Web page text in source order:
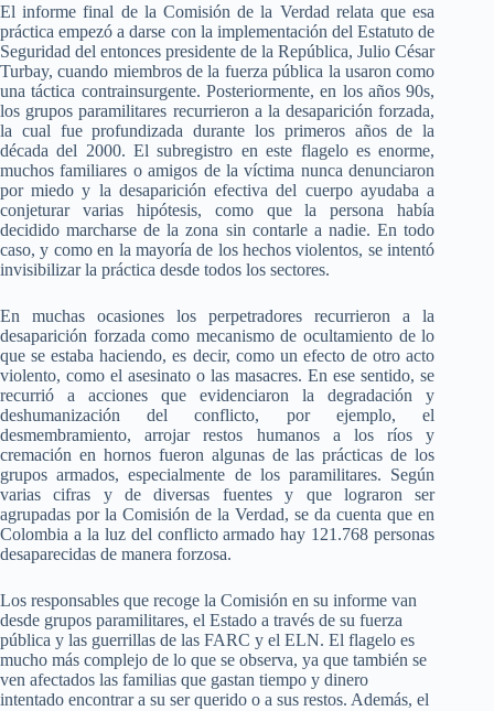
El informe final de la Comisión de la Verdad relata que esa
práctica empezó a darse con la implementación del Estatuto de
Seguridad del entonces presidente de la República, Julio César
Turbay, cuando miembros de la fuerza pública la usaron como
una táctica contrainsurgente. Posteriormente, en los años 90s,
los grupos paramilitares recurrieron a la desaparición forzada,
la cual fue profundizada durante los primeros años de la
década del 2000. El subregistro en este flagelo es enorme,
muchos familiares o amigos de la víctima nunca denunciaron
por miedo y la desaparición efectiva del cuerpo ayudaba a
conjeturar varias hipótesis, como que la persona había
decidido marcharse de la zona sin contarle a nadie. En todo
caso, y como en la mayoría de los hechos violentos, se intentó
invisibilizar la práctica desde todos los sectores.
En muchas ocasiones los perpetradores recurrieron a la
desaparición forzada como mecanismo de ocultamiento de lo
que se estaba haciendo, es decir, como un efecto de otro acto
violento, como el asesinato o las masacres. En ese sentido, se
recurrió a acciones que evidenciaron la degradación y
deshumanización del conflicto, por ejemplo, el
desmembramiento, arrojar restos humanos a los ríos y
cremación en hornos fueron algunas de las prácticas de los
grupos armados, especialmente de los paramilitares. Según
varias cifras y de diversas fuentes y que lograron ser
agrupadas por la Comisión de la Verdad, se da cuenta que en
Colombia a la luz del conflicto armado hay 121.768 personas
desaparecidas de manera forzosa.
Los responsables que recoge la Comisión en su informe van
desde grupos paramilitares, el Estado a través de su fuerza
pública y las guerrillas de las FARC y el ELN. El flagelo es
mucho más complejo de lo que se observa, ya que también se
ven afectados las familias que gastan tiempo y dinero
intentado encontrar a su ser querido o a sus restos. Además, el